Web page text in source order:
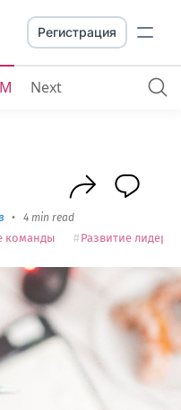
: чеклист для
Регистрация
Next
• 4 min read
команды Развитие лидера